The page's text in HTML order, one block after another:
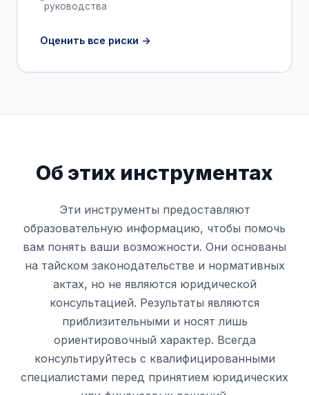
руководства
Оценить все риски
Об этих инструментах
Эти инструменты предоставляют
образовательную информацию, чтобы помочь
вам понять ваши возможности. Они основаны
на тайском законодательстве и нормативных
актах, но не являются юридической
консультацией. Результаты являются
приблизительными и носят лишь
ориентировочный характер. Всегда
консультируйтесь с квалифицированными
специалистами перед принятием юридических